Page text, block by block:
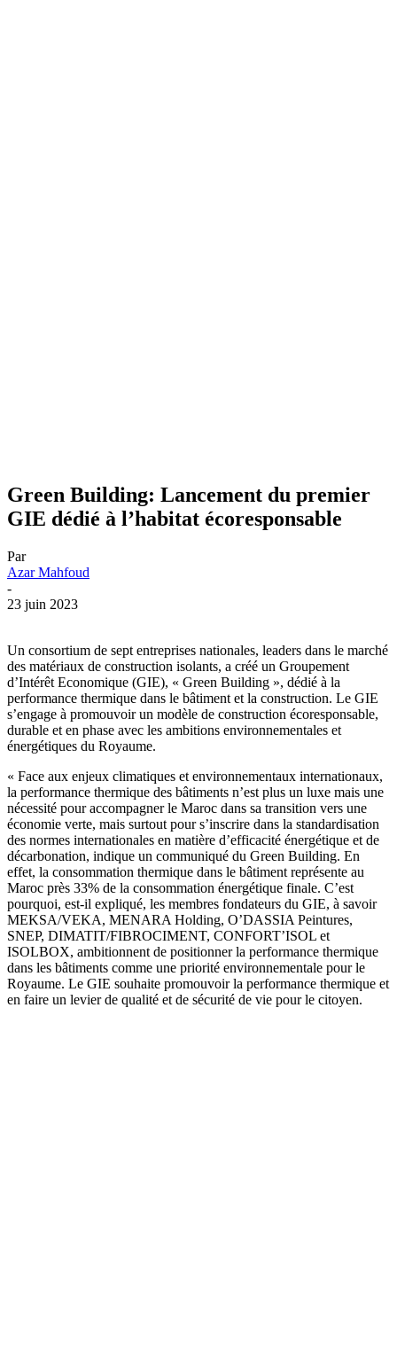
Green Building: Lancement du premier
GIE dédié à l’habitat écoresponsable
Par
Azar Mahfoud
-
23 juin 2023
Un consortium de sept entreprises nationales, leaders dans le marché
des matériaux de construction isolants, a créé un Groupement
d’Intérêt Economique (GIE), « Green Building », dédié à la
performance thermique dans le bâtiment et la construction. Le GIE
s’engage à promouvoir un modèle de construction écoresponsable,
durable et en phase avec les ambitions environnementales et
énergétiques du Royaume.
« Face aux enjeux climatiques et environnementaux internationaux,
la performance thermique des bâtiments n’est plus un luxe mais une
nécessité pour accompagner le Maroc dans sa transition vers une
économie verte, mais surtout pour s’inscrire dans la standardisation
des normes internationales en matière d’efficacité énergétique et de
décarbonation, indique un communiqué du Green Building. En
effet, la consommation thermique dans le bâtiment représente au
Maroc près 33% de la consommation énergétique finale. C’est
pourquoi, est-il expliqué, les membres fondateurs du GIE, à savoir
MEKSA/VEKA, MENARA Holding, O’DASSIA Peintures,
SNEP, DIMATIT/FIBROCIMENT, CONFORT’ISOL et
ISOLBOX, ambitionnent de positionner la performance thermique
dans les bâtiments comme une priorité environnementale pour le
Royaume. Le GIE souhaite promouvoir la performance thermique et
en faire un levier de qualité et de sécurité de vie pour le citoyen.